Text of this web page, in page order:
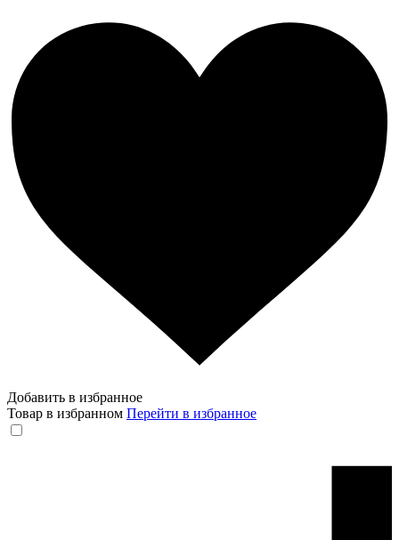
Добавить в избранное
Товар в избранном Перейти в избранное